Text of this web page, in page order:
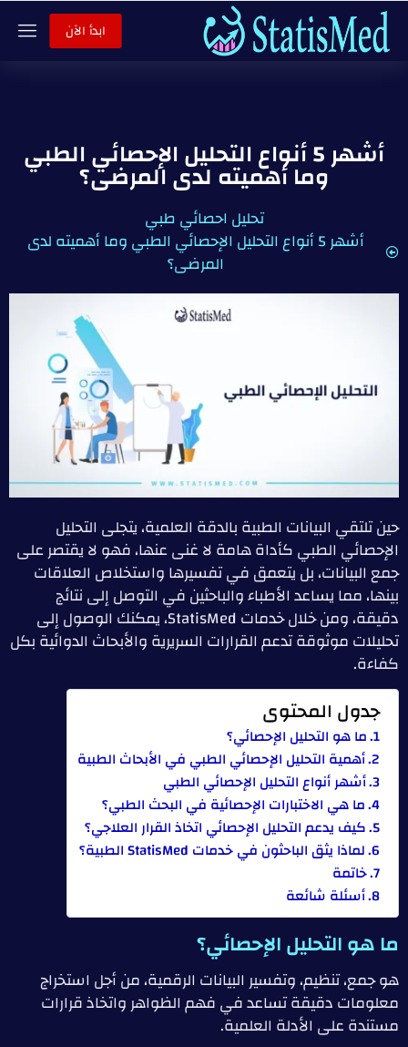
ابدأ الآن
أشهر 5 أنواع التحليل الإحصائي الطبي
وما أهميته لدى المرضى؟
تحليل احصائي طبي
أشهر 5 أنواع التحليل الإحصائي الطبي وما أهميته لدى
المرضى؟
حين تلتقي البيانات الطبية بالدقة العلمية، يتجلى التحليل
الإحصائي الطبي كأداة هامة لا غنى عنها، فهو لا يقتصر على
جمع البيانات، بل يتعمق في تفسيرها واستخلاص العلاقات
بينها، مما يساعد الأطباء والباحثين في التوصل إلى نتائج
دقيقة، ومن خلال خدمات StatisMed، يمكنك الوصول إلى
تحليلات موثوقة تدعم القرارات السريرية والأبحاث الدوائية بكل
كفاءة.
جدول المحتوى
ما هو التحليل الإحصائي؟
أهمية التحليل الإحصائي الطبي في الأبحاث الطبية
أشهر أنواع التحليل الإحصائي الطبي
ما هي الاختبارات الإحصائية في البحث الطبي؟
كيف يدعم التحليل الإحصائي اتخاذ القرار العلاجي؟
لماذا يثق الباحثون في خدمات StatisMed الطبية؟
خاتمة
أسئلة شائعة
ما هو التحليل الإحصائي؟
هو جمع، تنظيم، وتفسير البيانات الرقمية، من أجل استخراج
معلومات دقيقة تساعد في فهم الظواهر واتخاذ قرارات
مستندة على الأدلة العلمية.